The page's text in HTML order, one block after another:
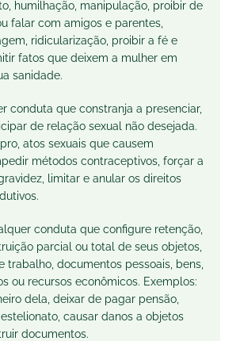
humilhação, manipulação, proibir de
falar com amigos e parentes,
ridicularização, proibir a fé e
fatos que deixem a mulher em
sanidade.
conduta que constranja a presenciar,
de relação sexual não desejada.
atos sexuais que causem
métodos contraceptivos, forçar a
limitar e anular os direitos
conduta que configure retenção,
parcial ou total de seus objetos,
trabalho, documentos pessoais, bens,
ou recursos econômicos. Exemplos:
dela, deixar de pagar pensão,
causar danos a objetos
documentos.